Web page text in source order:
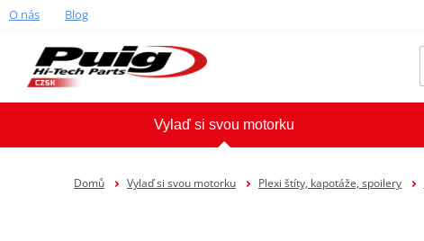
O nás Blog
Vylaď si svou motorku
Domů Vylaď si svou motorku Plexi štíty, kapotáže, spoilery